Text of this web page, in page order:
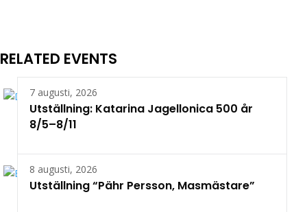
RELATED EVENTS
7 augusti, 2026
Utställning: Katarina Jagellonica 500 år
8/5–8/11
8 augusti, 2026
Utställning “Pähr Persson, Masmästare”